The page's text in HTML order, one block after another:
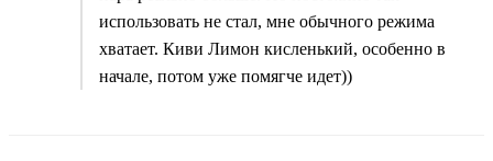
использовать не стал, мне обычного режима
хватает. Киви Лимон кисленький, особенно в
начале, потом уже помягче идет))